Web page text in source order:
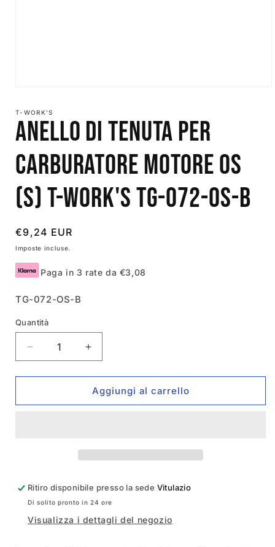
multimediali
in
finestra
T-WORK'S
Anello Di Tenuta Per
Carburatore Motore OS
(S) T-Work's TG-072-OS-B
Prezzo
di
listino
€9,24 EUR
Imposte incluse.
Paga in 3 rate da €3,08
SKU:
TG-072-OS-B
Quantità
Quantità
Diminuisci
quantità
per
Di
T-
Work&#39;s
TG-
Aumenta
quantità
per
Anello
Di
T-
Work&#39;s
TG-
Aggiungi al carrello
Ritiro disponibile presso la sede Vitulazio
Di solito pronto in 24 ore
Visualizza i dettagli del negozio